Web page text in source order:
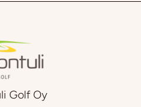
Golf Oy